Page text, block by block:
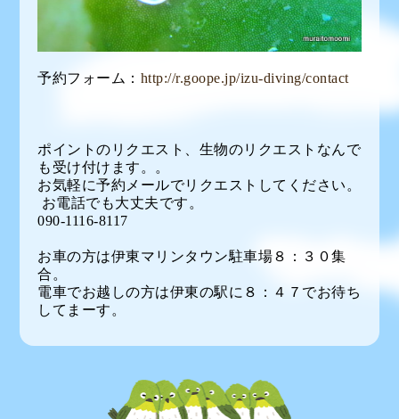
予約フォーム： http://r.goope.jp/izu-diving/contact
ポイントのリクエスト、生物のリクエストなんで
も受け付けます。。
お気軽に予約メールでリクエストしてください。
お電話でも大丈夫です。
090-1116-8117
お車の方は伊東マリンタウン駐車場８：３０集
合。
電車でお越しの方は伊東の駅に８：４７でお待ち
してまーす。